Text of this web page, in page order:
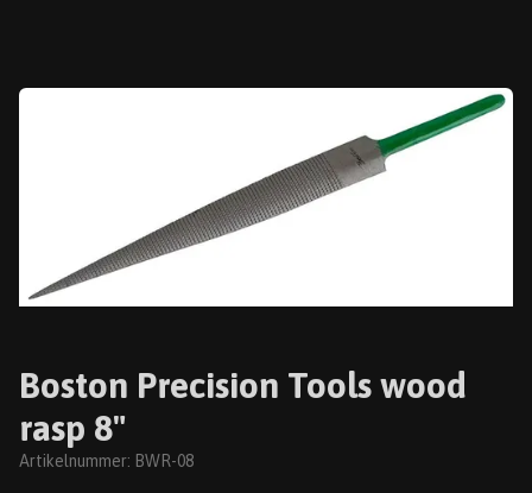
Boston Precision Tools wood
rasp 8"
Artikelnummer: BWR-08